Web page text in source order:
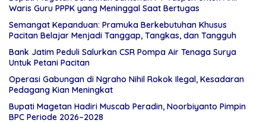
Waris Guru PPPK yang Meninggal Saat Bertugas
Semangat Kepanduan: Pramuka Berkebutuhan Khusus
Pacitan Belajar Menjadi Tanggap, Tangkas, dan Tangguh
Bank Jatim Peduli Salurkan CSR Pompa Air Tenaga Surya
Untuk Petani Pacitan
Operasi Gabungan di Ngraho Nihil Rokok Ilegal, Kesadaran
Pedagang Kian Meningkat
Bupati Magetan Hadiri Muscab Peradin, Noorbiyanto Pimpin
BPC Periode 2026–2028